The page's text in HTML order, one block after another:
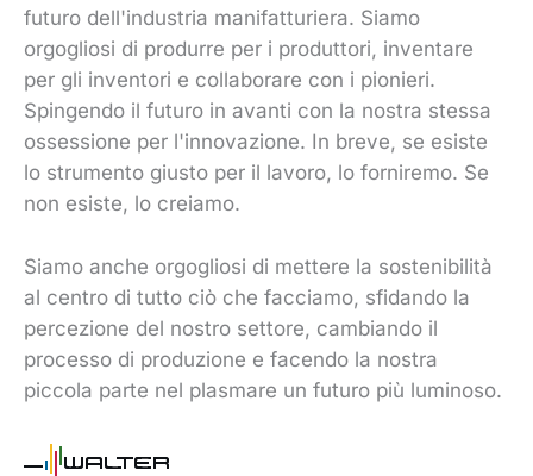
futuro dell'industria manifatturiera. Siamo
orgogliosi di produrre per i produttori, inventare
per gli inventori e collaborare con i pionieri.
Spingendo il futuro in avanti con la nostra stessa
ossessione per l'innovazione. In breve, se esiste
lo strumento giusto per il lavoro, lo forniremo. Se
non esiste, lo creiamo.
Siamo anche orgogliosi di mettere la sostenibilità
al centro di tutto ciò che facciamo, sfidando la
percezione del nostro settore, cambiando il
processo di produzione e facendo la nostra
piccola parte nel plasmare un futuro più luminoso.